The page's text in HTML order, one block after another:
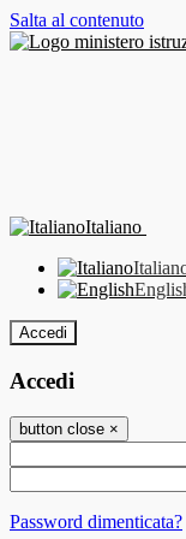
Salta al contenuto
Italiano
Accedi
Accedi
button close ×
Password dimenticata?